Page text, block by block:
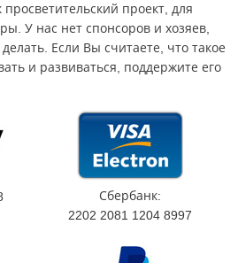
проект, для
У нас нет спонсоров и хозяев,
Если Вы считаете, что такое
и развиваться, поддержите его
Сбербанк:
2202 2081 1204 8997